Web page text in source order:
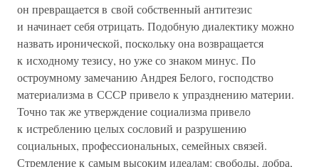
он превращается в свой собственный антитезис
и начинает себя отрицать. Подобную диалектику можно
назвать иронической, поскольку она возвращается
к исходному тезису, но уже со знаком минус. По
остроумному замечанию Андрея Белого, господство
материализма в СССР привело к упразднению материи.
Точно так же утверждение социализма привело
к истреблению целых сословий и разрушению
социальных, профессиональных, семейных связей.
Стремление к самым высоким идеалам: свободы, добра,